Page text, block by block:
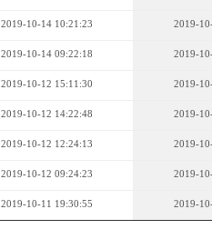
2019-10-14 10:21:23 2019-
2019-10-14 09:22:18 2019-
2019-10-12 15:11:30 2019-
2019-10-12 14:22:48 2019-
2019-10-12 12:24:13 2019-
2019-10-12 09:24:23 2019-
2019-10-11 19:30:55 2019-